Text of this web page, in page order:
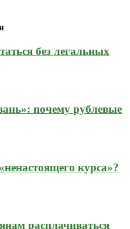
без легальных
почему рублевые
курса»?
расплачиваться